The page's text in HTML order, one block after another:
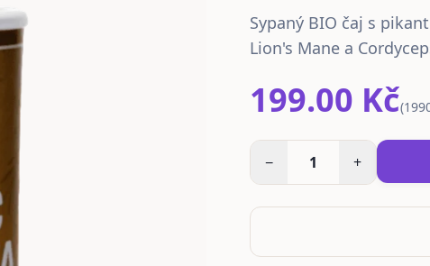
Sypaný BIO čaj s
Lion's Mane a
199.00 Kč(
− 1 +